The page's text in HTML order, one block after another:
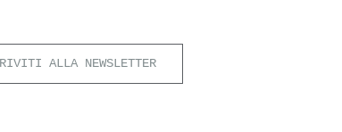
ALLA NEWSLETTER